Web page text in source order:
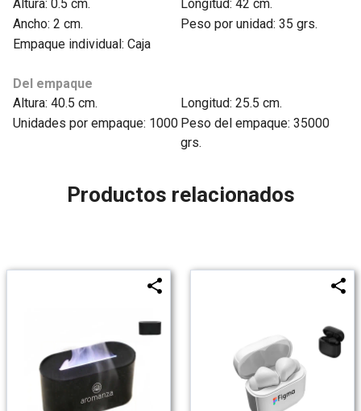
Altura: 0.5 cm.
Longitud: 42 cm.
Ancho: 2 cm.
Peso por unidad: 35 grs.
Empaque individual: Caja
Del empaque
Altura: 40.5 cm.
Longitud: 25.5 cm.
Unidades por empaque: 1000 Peso del empaque: 35000
grs.
Productos relacionados